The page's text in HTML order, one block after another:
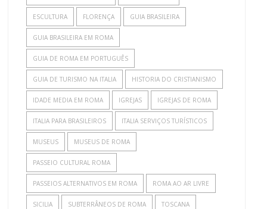
ESCULTURA FLORENÇA GUIA BRASILEIRA
GUIA BRASILEIRA EM ROMA
GUIA DE ROMA EM PORTUGUÊS
GUIA DE TURISMO NA ITALIA HISTORIA DO CRISTIANISMO
IDADE MEDIA EM ROMA IGREJAS IGREJAS DE ROMA
ITALIA PARA BRASILEIROS ITALIA SERVIÇOS TURÍSTICOS
MUSEUS MUSEUS DE ROMA
PASSEIO CULTURAL ROMA
PASSEIOS ALTERNATIVOS EM ROMA ROMA AO AR LIVRE
SICILIA SUBTERRÂNEOS DE ROMA TOSCANA